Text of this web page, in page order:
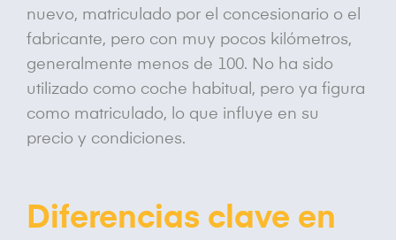
nuevo, matriculado por el concesionario o el
fabricante, pero con muy pocos kilómetros,
generalmente menos de 100. No ha sido
utilizado como coche habitual, pero ya figura
como matriculado, lo que influye en su
precio y condiciones.
Diferencias clave en